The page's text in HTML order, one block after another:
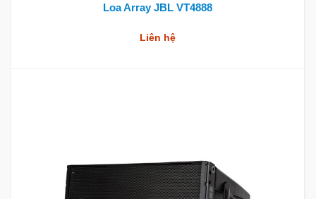
Loa Array JBL VT4888
Liên hệ